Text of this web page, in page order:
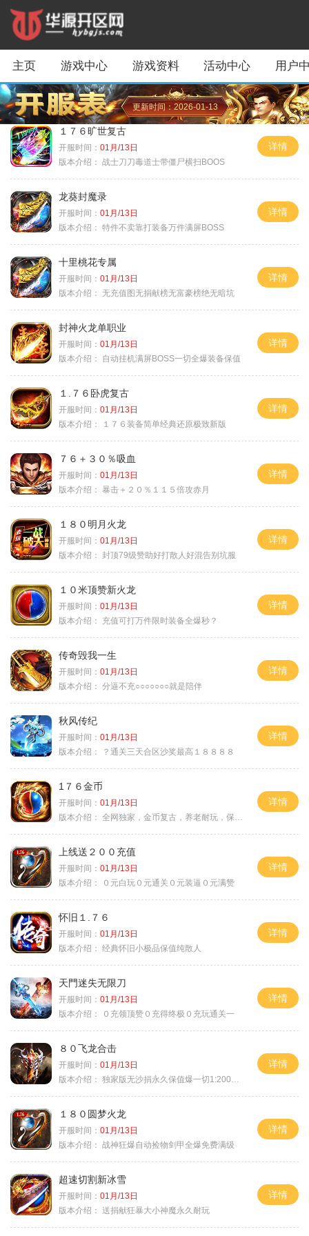
主页 游戏中心 游戏资料 活动中心 用户
更新时间：2026-01-13
１７６旷世复古
开服时间： 01月/13日
版本介绍： 战士刀刀毒道士带僵尸横扫BOOS
详情
龙葵封魔录
开服时间： 01月/13日
版本介绍： 特件不卖靠打装备万件满屏BOSS
详情
十里桃花专属
开服时间： 01月/13日
版本介绍： 无充值图无捐献榜无富豪榜绝无暗坑
详情
封神火龙单职业
开服时间： 01月/13日
版本介绍：
自动挂机满屏BOSS一切全爆装备保值
详情
１.７６卧虎复古
开服时间： 01月/13日
版本介绍：
１７６装备简单经典还原极致新版
详情
７６＋３０％吸血
开服时间： 01月/13日
版本介绍： 暴击＋２０％１１５倍攻赤月
详情
１８０明月火龙
开服时间： 01月/13日
版本介绍： 封顶79级赞助好打散人好混告别坑服
详情
１０米顶赞新火龙
开服时间： 01月/13日
版本介绍：
充值可打万件限时装备全爆秒？
详情
传奇毁我一生
开服时间： 01月/13日
版本介绍： 分逼不充○○○○○○○就是陪伴
详情
秋风传纪
开服时间： 01月/13日
版本介绍：
？通关三天合区沙奖最高１８８８８
详情
1７６金币
开服时间： 01月/13日
版本介绍： 全网独家，金币复古，养老耐玩，保底回収
详情
上线送２００充值
开服时间： 01月/13日
版本介绍：
０元白玩０元通关０元装逼０元满赞
详情
怀旧１.７６
开服时间： 01月/13日
版本介绍： 经典怀旧小极品保值纯散人
详情
天門迷失无限刀
开服时间： 01月/13日
版本介绍：
０充领顶赞０充得终极０充玩通关一
详情
８０飞龙合击
开服时间： 01月/13日
版本介绍： 独家版无沙捐永久保值爆一切1:2000回1
详情
１８０圆梦火龙
开服时间： 01月/13日
版本介绍： 战神狂爆自动捡物剑甲全爆免费满级
详情
超速切割新冰雪
开服时间： 01月/13日
版本介绍： 送捐献狂暴大小神魔永久耐玩
详情